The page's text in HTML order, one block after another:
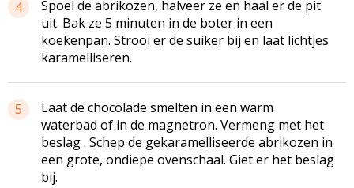
4
Spoel de abrikozen, halveer ze en haal er de pit
uit. Bak ze 5 minuten in de boter in een
koekenpan. Strooi er de suiker bij en laat lichtjes
karamelliseren.
5
Laat de chocolade smelten in een warm
waterbad of in de magnetron. Vermeng met het
beslag . Schep de gekaramelliseerde abrikozen in
een grote, ondiepe ovenschaal. Giet er het beslag
bij.